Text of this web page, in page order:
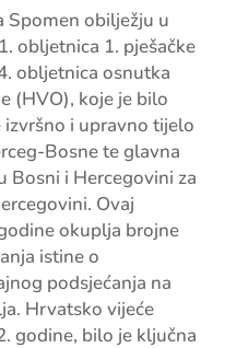
Spomen obilježju u
obljetnica 1. pješačke
obljetnica osnutka
(HVO), koje je bilo
izvršno i upravno tijelo
Bosne te glavna
Bosni i Hercegovini za
Ovaj
okuplja brojne
istine o
podsjećanja na
Hrvatsko vijeće
godine, bilo je ključna